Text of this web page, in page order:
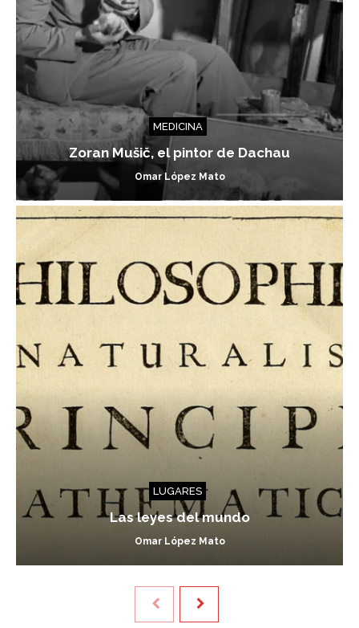
MEDICINA
Zoran Mušič, el pintor de Dachau
Omar López Mato
LUGARES
Las leyes del mundo
Omar López Mato